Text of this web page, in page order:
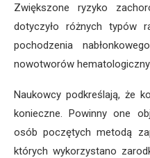
Zwiększone ryzyko
dotyczyło różnych typów
pochodzenia
nowotworów
Naukowcy podkreślają, że
konieczne. Powinny one
osób poczętych metodą
których wykorzystano